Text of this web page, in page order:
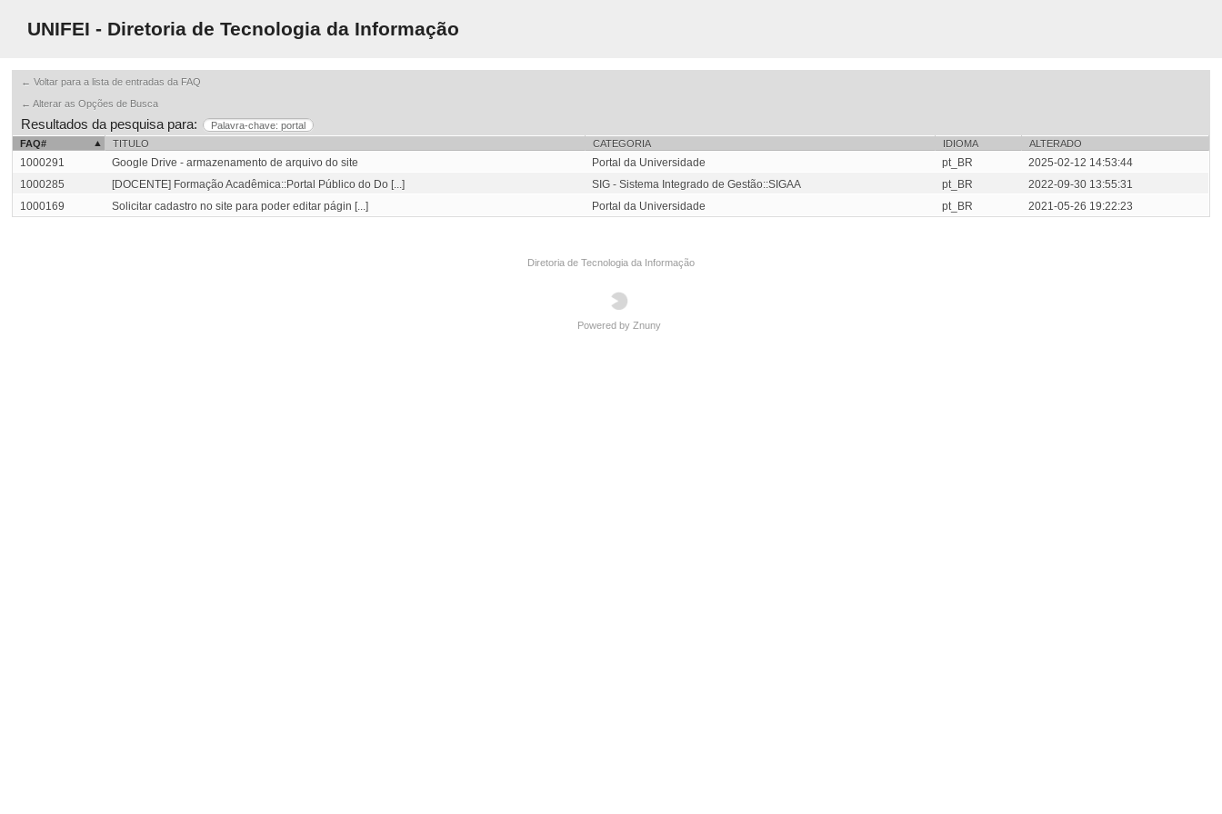
UNIFEI - Diretoria de Tecnologia da Informação
← Voltar para a lista de entradas da FAQ
← Alterar as Opções de Busca
Resultados da pesquisa para:
Palavra-chave: portal
FAQ#
TITULO CATEGORIA IDIOMA ALTERADO
1000291 Google Drive - armazenamento de arquivo do site Portal da Universidade pt_BR
2025-02-12 14:53:44
1000285
[DOCENTE] Formação Acadêmica::Portal Público do Do [...] SIG - Sistema Integrado de Gestão::SIGAA pt_BR
2022-09-30 13:55:31
1000169
Solicitar cadastro no site para poder editar págin [...] Portal da Universidade pt_BR 2021-05-26 19:22:23
Diretoria de Tecnologia da Informação
Powered by Znuny